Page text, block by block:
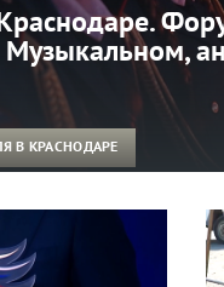
В КРАСНОДАРЕ